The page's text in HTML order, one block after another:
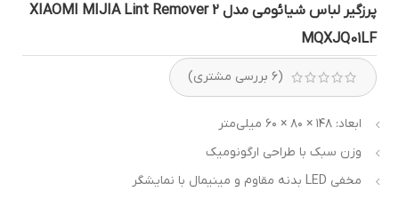
پرزگیر لباس شیائومی مدل XIAOMI MIJIA Lint Remover 2
(۶بررسی مشتری)
ابعاد: ۱۴۸ × ۸۰ × ۶۰ میلی‌متر
وزن سبک با طراحی ارگونومیک
بدنه مقاوم و مینیمال با نمایشگر LED مخفی